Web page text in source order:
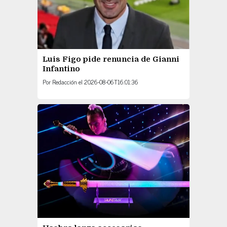
Luis Figo pide renuncia de Gianni
Infantino
Por Redacción el 2026-08-06T16:01:36